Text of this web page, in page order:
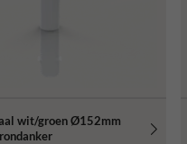
wit/groen Ø152mm